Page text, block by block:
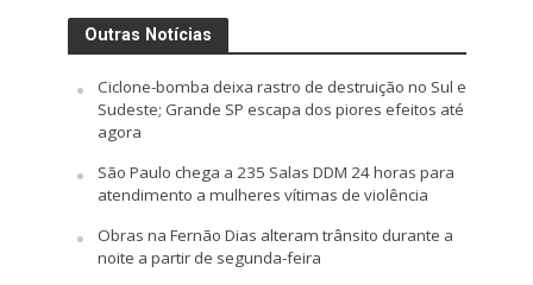
Outras Notícias
Ciclone-bomba deixa rastro de destruição no Sul e
Sudeste; Grande SP escapa dos piores efeitos até
agora
São Paulo chega a 235 Salas DDM 24 horas para
atendimento a mulheres vítimas de violência
Obras na Fernão Dias alteram trânsito durante a
noite a partir de segunda-feira